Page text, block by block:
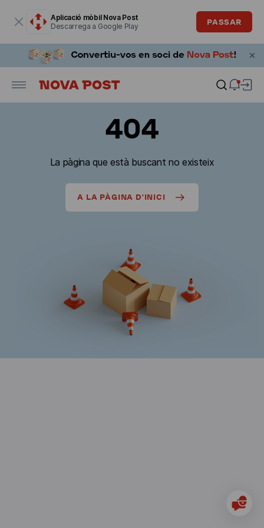
Aplicació mòbil Nova Post
Descarrega a Google Play
PASSAR
404
La pàgina que està buscant no existeix
A LA PÀGINA D'INICI